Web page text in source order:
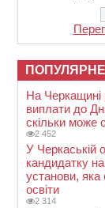
На Черкащині
виплати до
скільки може
2 452
У Черкаській
кандидатку
установи, яка
освіти
2 314